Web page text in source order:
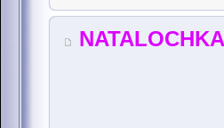
NATALOCHKA